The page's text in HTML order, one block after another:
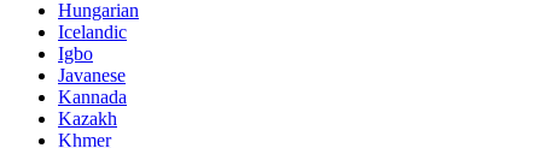
Hungarian
Icelandic
Igbo
Javanese
Kannada
Kazakh
Khmer